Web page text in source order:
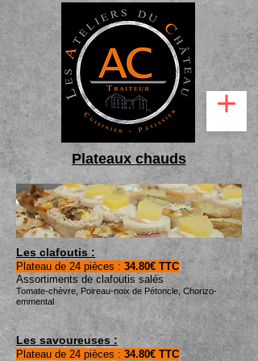
Plateaux chauds
Les clafoutis :
Plateau de 24 pièces : 34.80€ TTC
Assortiments de clafoutis salés
Tomate-chèvre, Poireau-noix de Pétoncle, Chorizo-
emmental
Les savoureuses :
Plateau de 24 pièces : 34.80€ TTC